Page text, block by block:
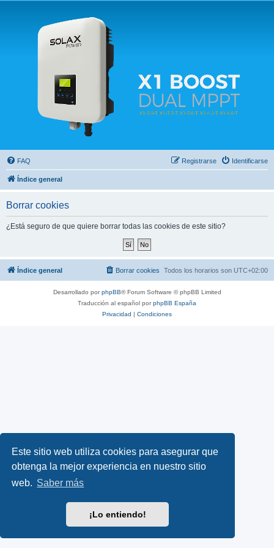
Este sitio web utiliza cookies para asegurar que
obtenga la mejor experiencia en nuestro sitio
web. Saber más
¡Lo entiendo!
Solax FAQ
Lugar para intercambiar dudas sobre inversores solares Solax y temas relacionados.
FAQ Identificarse
Registrarse
Índice general
Borrar cookies
¿Está seguro de que quiere borrar todas las cookies de este sitio?
Índice general Todos los horarios son UTC+02:00
Borrar cookies
Desarrollado porphpBB® Forum Software © phpBB Limited
Traducción al español porphpBB España
Privacidad | Condiciones